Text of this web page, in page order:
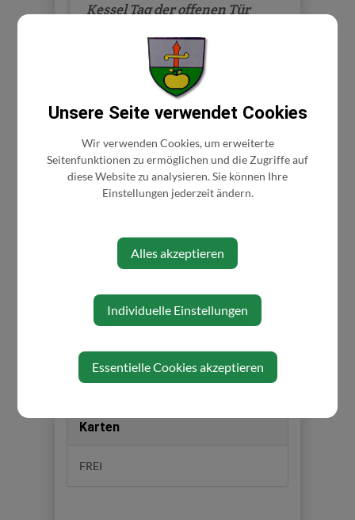
Kessel Tag der offenen Tür
Veranstaltungsort
Betriebsgelände der FWG-Fernwärme
Suttengrestenstraße 2
3264 Gresten
Auf Google Maps anzeigen
Diese Veranstaltung ist für Kinder
geeignet.
Veranstalter
FWG-Fernwärmeversorgung Gresten
reg. GenmbH
Karten
FREI
Unsere Seite verwendet Cookies
Wir verwenden Cookies, um erweiterte
Seitenfunktionen zu ermöglichen und die Zugriffe auf
diese Website zu analysieren. Sie können Ihre
Einstellungen jederzeit ändern.
Alles akzeptieren
Individuelle Einstellungen
Essentielle Cookies akzeptieren